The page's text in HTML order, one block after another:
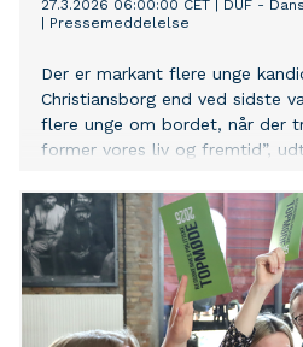
27.3.2026 06:00:00 CET
DUF -
Pressemeddelelse
Der er markant flere unge
Christiansborg end ved sidste
flere unge om bordet, når der
former vores liv og fremtid”,